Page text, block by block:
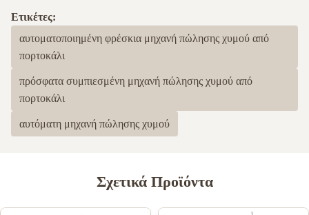
Ετικέτες:
αυτοματοποιημένη φρέσκια μηχανή πώλησης χυμού από
πορτοκάλι
πρόσφατα συμπιεσμένη μηχανή πώλησης χυμού από
πορτοκάλι
αυτόματη μηχανή πώλησης χυμού
Σχετικά Προϊόντα